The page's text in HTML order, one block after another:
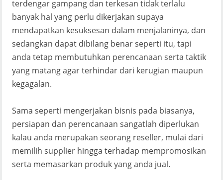
terdengar gampang dan terkesan tidak terlalu
banyak hal yang perlu dikerjakan supaya
mendapatkan kesuksesan dalam menjalaninya, dan
sedangkan dapat dibilang benar seperti itu, tapi
anda tetap membutuhkan perencanaan serta taktik
yang matang agar terhindar dari kerugian maupun
kegagalan.
Sama seperti mengerjakan bisnis pada biasanya,
persiapan dan perencanaan sangatlah diperlukan
kalau anda merupakan seorang reseller, mulai dari
memilih supplier hingga terhadap mempromosikan
serta memasarkan produk yang anda jual.